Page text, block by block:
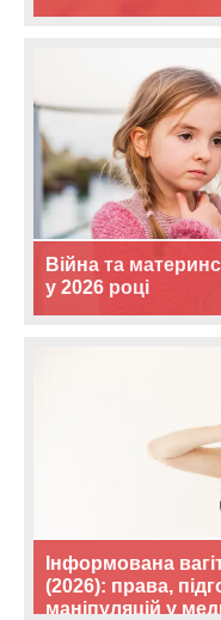
Війна та
у 2026 році
Інформована
(2026): права,
маніпуляцій у